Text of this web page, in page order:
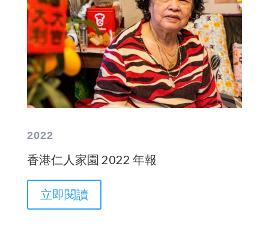
2022
香港仁人家園 2022 年報
立即閱讀